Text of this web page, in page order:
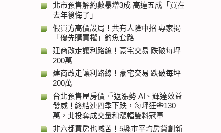
北市預售解約數暴增3成 高達五成「買在
去年後悔了」
假買方高價設局！共有人險中招 專家揭
「優先購買權」釣魚套路
建商改走讓利路線！豪宅交易 跌破每坪
200萬
建商改走讓利路線！豪宅交易 跌破每坪
200萬
台北預售屋房價 重返漲勢 AI、輝達效益
發威！終結連四季下跌，每坪狂攀130
萬，北投奪成交量和漲幅雙料冠軍
非六都買房也喊苦！5縣市平均房貸創新